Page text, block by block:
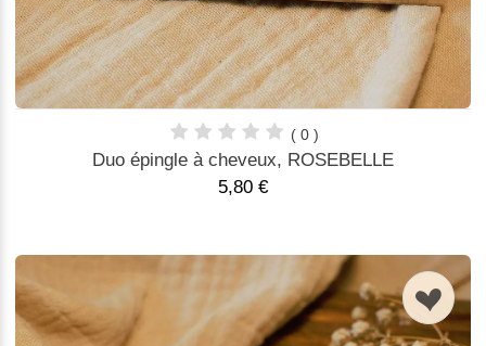
( 0 )
Duo épingle à cheveux, ROSEBELLE
5,80 €
n